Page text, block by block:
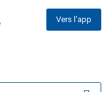
Vers l'app